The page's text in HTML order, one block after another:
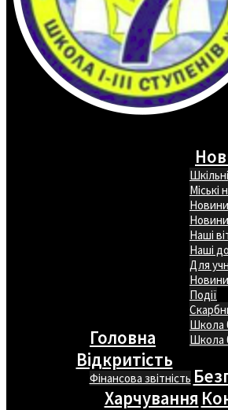
Головна
Міські
Новини
Новини
Наші
Наші
Для
Події
Школа
Школа
Відкритість
Фінансова звітність
Харчування